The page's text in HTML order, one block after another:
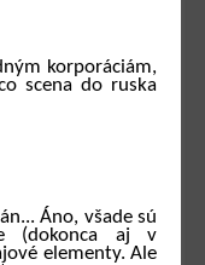
korporáciám,
scena do ruska
Áno, všade sú
(dokonca aj v
elementy. Ale